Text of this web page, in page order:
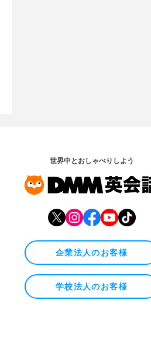
世界中とおしゃべりしよう
企業法人のお客様
学校法人のお客様